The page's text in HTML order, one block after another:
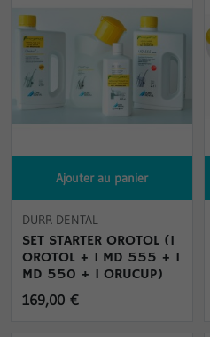
Ajouter au panier
DURR DENTAL
SET STARTER OROTOL (1
OROTOL + 1 MD 555 + 1
MD 550 + 1 ORUCUP)
169,00 €